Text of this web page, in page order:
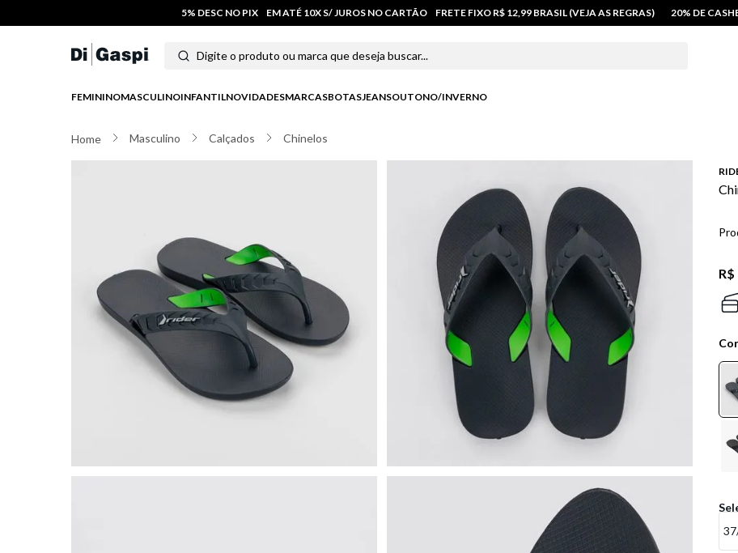
5% DESC NO PIX EM ATÉ 10X S/ JUROS NO CARTÃO FRETE FIXO R$ 12,99 BRASIL (VEJA AS REGRAS) 20% DE
Digite o produto ou marca que deseja buscar...
FEMININOMASCULINOINFANTILNOVIDADESMARCASBOTASJEANSOUTONO/INVERNO
Masculino Calçados Chinelos
R$
Cor
2º tenis
bota
6º sandalia
7º jeans
9º chuteira